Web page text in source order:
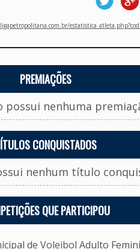
PREMIAÇÕES
possui nenhuma
CONQUISTADOS
nenhum título
QUE PARTICIPOU
de Voleibol Adulto